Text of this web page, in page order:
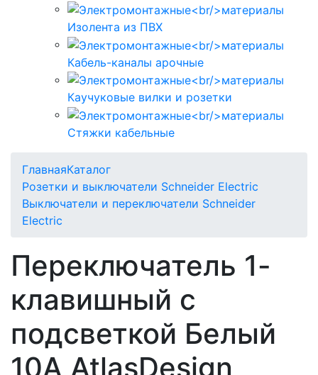
Изолента из ПВХ
Кабель-каналы арочные
Каучуковые вилки и розетки
Стяжки кабельные
ГлавнаяКаталог
Розетки и выключатели Schneider Electric
Выключатели и переключатели Schneider
Electric
Переключатель 1-
клавишный с
подсветкой Белый
10А AtlasDesign